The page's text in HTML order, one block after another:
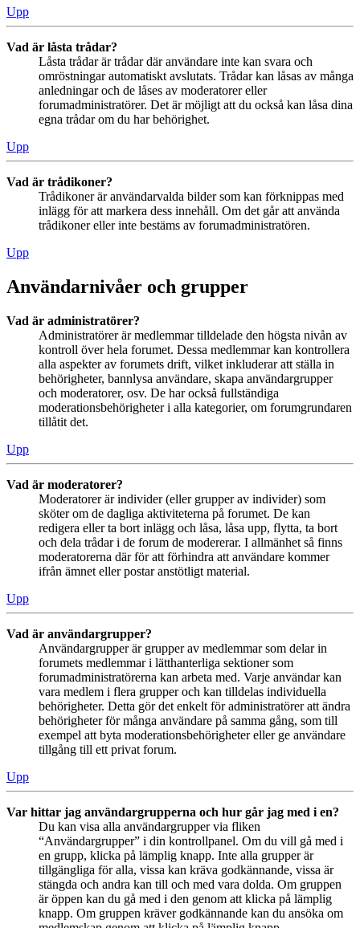
Upp
Vad är låsta trådar?
Låsta trådar är trådar där användare inte kan svara och
omröstningar automatiskt avslutats. Trådar kan låsas av många
anledningar och de låses av moderatorer eller
forumadministratörer. Det är möjligt att du också kan låsa dina
egna trådar om du har behörighet.
Upp
Vad är trådikoner?
Trådikoner är användarvalda bilder som kan förknippas med
inlägg för att markera dess innehåll. Om det går att använda
trådikoner eller inte bestäms av forumadministratören.
Upp
Användarnivåer och grupper
Vad är administratörer?
Administratörer är medlemmar tilldelade den högsta nivån av
kontroll över hela forumet. Dessa medlemmar kan kontrollera
alla aspekter av forumets drift, vilket inkluderar att ställa in
behörigheter, bannlysa användare, skapa användargrupper
och moderatorer, osv. De har också fullständiga
moderationsbehörigheter i alla kategorier, om forumgrundaren
tillåtit det.
Upp
Vad är moderatorer?
Moderatorer är individer (eller grupper av individer) som
sköter om de dagliga aktiviteterna på forumet. De kan
redigera eller ta bort inlägg och låsa, låsa upp, flytta, ta bort
och dela trådar i de forum de modererar. I allmänhet så finns
moderatorerna där för att förhindra att användare kommer
ifrån ämnet eller postar anstötligt material.
Upp
Vad är användargrupper?
Användargrupper är grupper av medlemmar som delar in
forumets medlemmar i lätthanterliga sektioner som
forumadministratörerna kan arbeta med. Varje användar kan
vara medlem i flera grupper och kan tilldelas individuella
behörigheter. Detta gör det enkelt för administratörer att ändra
behörigheter för många användare på samma gång, som till
exempel att byta moderationsbehörigheter eller ge användare
tillgång till ett privat forum.
Upp
Var hittar jag användargrupperna och hur går jag med i en?
Du kan visa alla användargrupper via fliken
“Användargrupper” i din kontrollpanel. Om du vill gå med i
en grupp, klicka på lämplig knapp. Inte alla grupper är
tillgängliga för alla, vissa kan kräva godkännande, vissa är
stängda och andra kan till och med vara dolda. Om gruppen
är öppen kan du gå med i den genom att klicka på lämplig
knapp. Om gruppen kräver godkännande kan du ansöka om